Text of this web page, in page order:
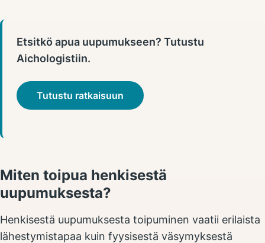
Etsitkö apua uupumukseen? Tutustu
Aichologistiin.
Tutustu ratkaisuun
Miten toipua henkisestä
uupumuksesta?
Henkisestä uupumuksesta toipuminen vaatii erilaista
lähestymistapaa kuin fyysisestä väsymyksestä